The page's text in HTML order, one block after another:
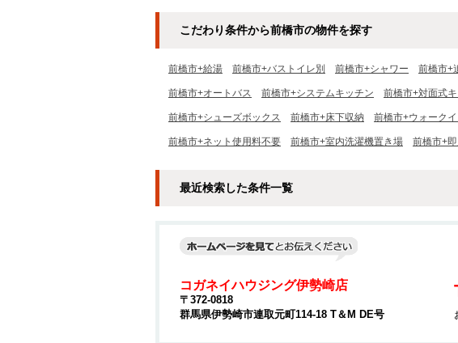
こだわり条件から前橋市の物件を探す
前橋市+給湯 前橋市+バストイレ別 前橋市+シャワー 前橋市+
前橋市+オートバス 前橋市+システムキッチン 前橋市+対面式
前橋市+シューズボックス 前橋市+床下収納 前橋市+ウォーク
前橋市+ネット使用料不要 前橋市+室内洗濯機置き場 前橋市+
最近検索した条件一覧
コガネイハウジング伊勢崎店
〒372-0818
群馬県伊勢崎市連取元町114-18 T＆M DE号